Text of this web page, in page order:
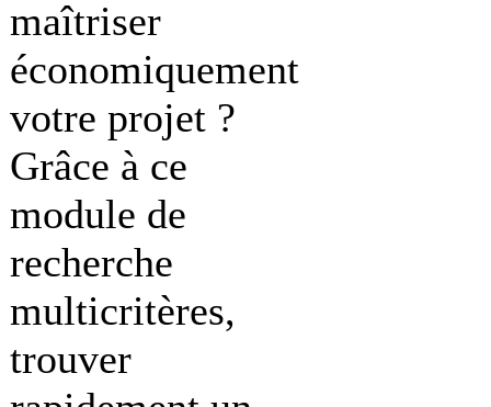
maîtriser
économiquement
votre projet ?
Grâce à ce
module de
recherche
multicritères,
trouver